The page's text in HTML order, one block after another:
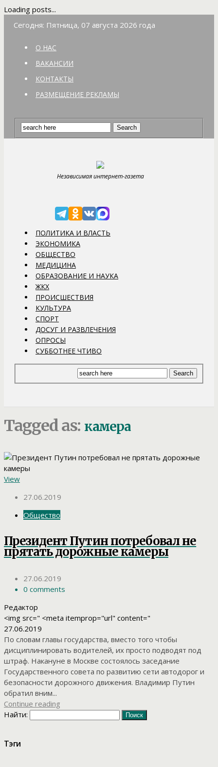
Loading posts...
Сегодня: Пятница, 07 августа 2026 года
О НАС
ВАКАНСИИ
КОНТАКТЫ
РАЗМЕЩЕНИЕ РЕКЛАМЫ
Независимая интернет-газета
ПОЛИТИКА И ВЛАСТЬ
ЭКОНОМИКА
ОБЩЕСТВО
МЕДИЦИНА
ОБРАЗОВАНИЕ И НАУКА
ЖКХ
ПРОИСШЕСТВИЯ
КУЛЬТУРА
СПОРТ
ДОСУГ И РАЗВЛЕЧЕНИЯ
ОПРОСЫ
СУББОТНЕЕ ЧТИВО
Tagged as: камера
View
27.06.2019
Общество
Президент Путин потребовал не
прятать дорожные камеры
27.06.2019
0 comments
Редактор
<img src=" <meta itemprop="url" content="
27.06.2019
По словам главы государства, вместо того чтобы
дисциплинировать водителей, их просто подводят под
штраф. Накануне в Москве состоялось заседание
Государственного совета по развитию сети автодорог и
безопасности дорожного движения. Владимир Путин
обратил вним...
Continue reading
Найти:
Тэги